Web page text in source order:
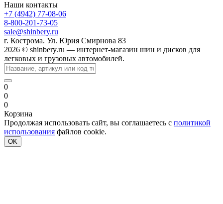
Наши контакты
+7 (4942) 77-08-06
8-800-201-73-05
sale@shinbery.ru
г. Кострома. Ул. Юрия Смирнова 83
2026 © shinbery.ru — интернет-магазин шин и дисков для
легковых и грузовых автомобилей.
0
0
0
Корзина
Продолжая использовать сайт, вы соглашаетесь с политикой
использования файлов cookie.
OK